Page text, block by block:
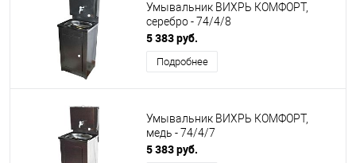
Умывальник ВИХРЬ КОМФОРТ,
серебро - 74/4/8
5 383 руб.
Подробнее
Умывальник ВИХРЬ КОМФОРТ,
медь - 74/4/7
5 383 руб.